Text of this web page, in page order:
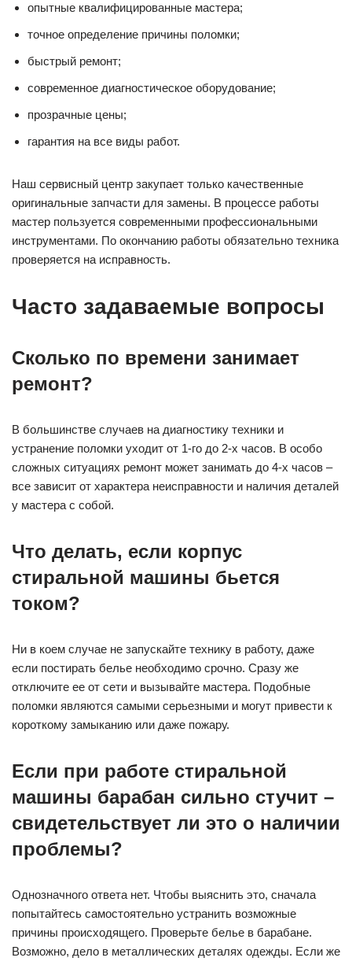
опытные квалифицированные мастера;
точное определение причины поломки;
быстрый ремонт;
современное диагностическое оборудование;
прозрачные цены;
гарантия на все виды работ.
Наш сервисный центр закупает только качественные
оригинальные запчасти для замены. В процессе работы
мастер пользуется современными профессиональными
инструментами. По окончанию работы обязательно техника
проверяется на исправность.
Часто задаваемые вопросы
Сколько по времени занимает
ремонт?
В большинстве случаев на диагностику техники и
устранение поломки уходит от 1-го до 2-х часов. В особо
сложных ситуациях ремонт может занимать до 4-х часов –
все зависит от характера неисправности и наличия деталей
у мастера с собой.
Что делать, если корпус
стиральной машины бьется
током?
Ни в коем случае не запускайте технику в работу, даже
если постирать белье необходимо срочно. Сразу же
отключите ее от сети и вызывайте мастера. Подобные
поломки являются самыми серьезными и могут привести к
короткому замыканию или даже пожару.
Если при работе стиральной
машины барабан сильно стучит –
свидетельствует ли это о наличии
проблемы?
Однозначного ответа нет. Чтобы выяснить это, сначала
попытайтесь самостоятельно устранить возможные
причины происходящего. Проверьте белье в барабане.
Возможно, дело в металлических деталях одежды. Если же